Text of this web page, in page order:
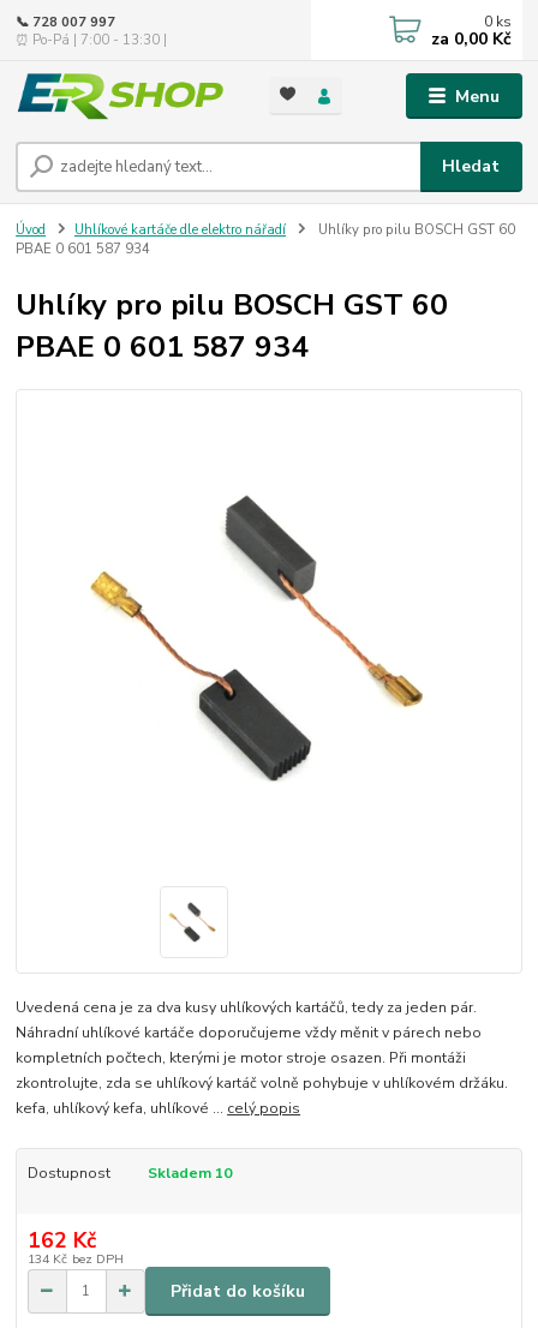
Menu
Hledat
📞 728 007 997
⏰ Po-Pá | 7:00 - 13:30 |
0 ks
za 0,00 Kč
Úvod Uhlíkové kartáče dle elektro nářadí
Uhlíky pro pilu BOSCH GST 60
PBAE 0 601 587 934
Uhlíky pro pilu BOSCH GST 60
PBAE 0 601 587 934
Uvedená cena je za dva kusy uhlíkových kartáčů, tedy za jeden pár.
Náhradní uhlíkové kartáče doporučujeme vždy měnit v párech nebo
kompletních počtech, kterými je motor stroje osazen. Při montáži
zkontrolujte, zda se uhlíkový kartáč volně pohybuje v uhlíkovém držáku.
kefa, uhlíkový kefa, uhlíkové ... celý popis
Dostupnost Skladem 10
162 Kč
134 Kč bez DPH
Přidat do košíku